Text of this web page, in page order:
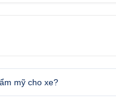
mỹ cho xe?